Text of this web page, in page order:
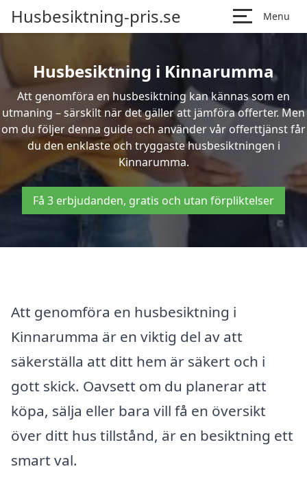
Husbesiktning-pris.se Menu
Husbesiktning i Kinnarumma
Att genomföra en husbesiktning kan kännas som en
utmaning – särskilt när det gäller att jämföra offerter. Men
om du följer denna guide och använder vår offerttjänst får
du den enklaste och tryggaste husbesiktningen i
Kinnarumma.
Få 3 erbjudanden, gratis och utan förpliktelser
Att genomföra en husbesiktning i
Kinnarumma är en viktig del av att
säkerställa att ditt hem är säkert och i
gott skick. Oavsett om du planerar att
köpa, sälja eller bara vill få en översikt
över ditt hus tillstånd, är en besiktning ett
smart val.